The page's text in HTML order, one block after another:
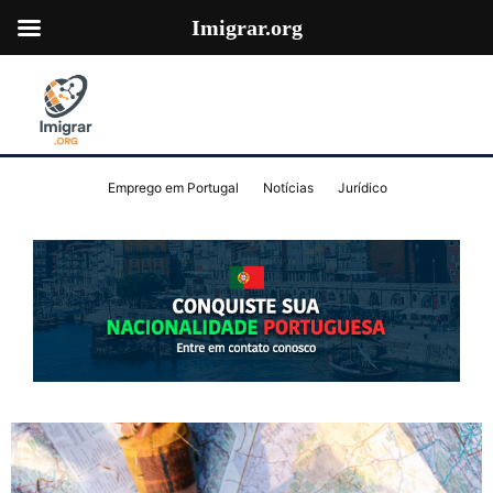
Emprego em Portugal Notícias Jurídico
Imigrar.org